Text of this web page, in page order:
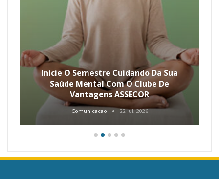
Inicie O Semestre Cuidando Da Sua
Saúde Mental Com O Clube De
Vantagens ASSECOR
Comunicacao 22 jul, 2026